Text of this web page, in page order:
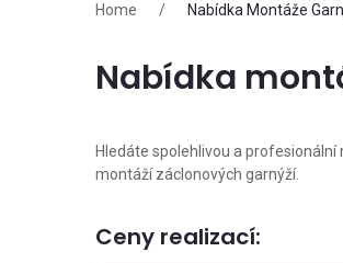
Home / Nabídka Montáže
Nabídka
Hledáte spolehlivou a
montáží záclonových garnýží.
Ceny realizací: